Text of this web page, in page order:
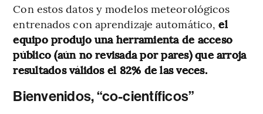
Con estos datos y modelos meteorológicos
entrenados con aprendizaje automático,el
equipo produjo una herramienta de acceso
público (aún no revisada por pares) que arroja
resultados válidos el 82% de las veces.
Bienvenidos, “co-científicos”